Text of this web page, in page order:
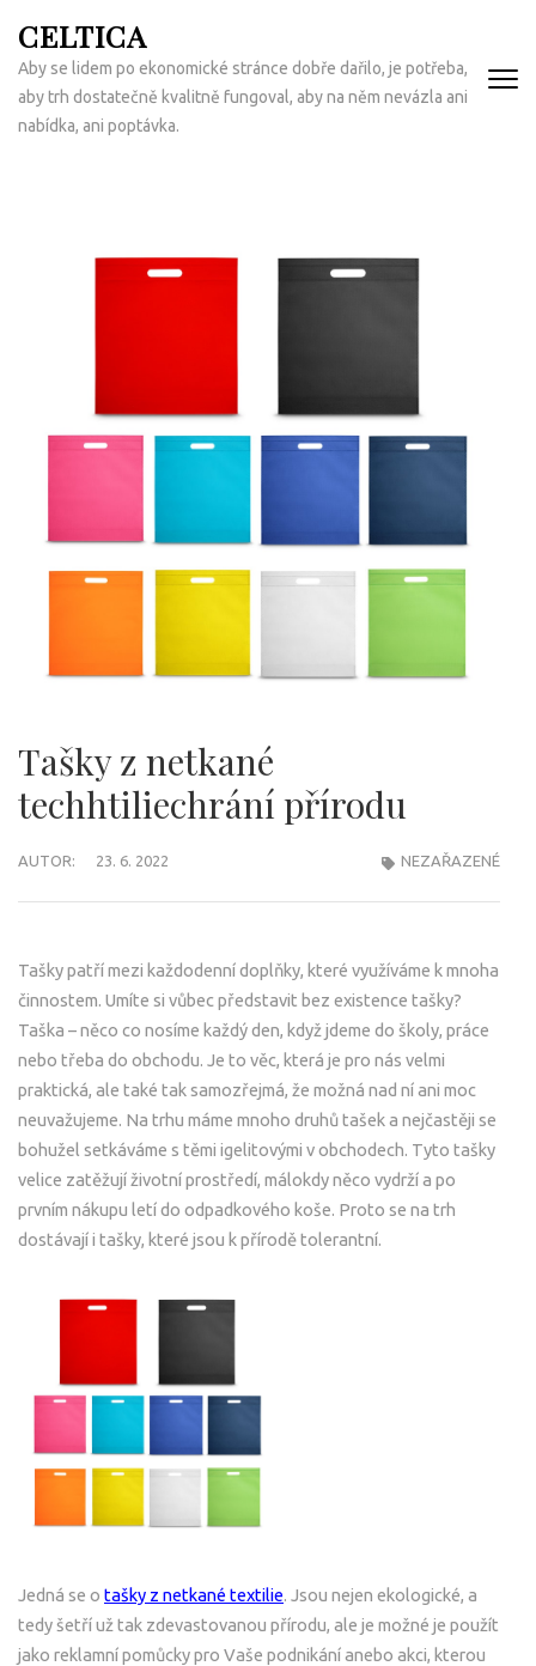
na
obsah
(Enter)
CELTICA
Aby se lidem po ekonomické stránce dobře dařilo, je potřeba,
aby trh dostatečně kvalitně fungoval, aby na něm nevázla ani
nabídka, ani poptávka.
Tašky z netkané
techhtiliechrání přírodu
AUTOR: 23. 6. 2022 NEZAŘAZENÉ
Tašky patří mezi každodenní doplňky, které využíváme k mnoha
činnostem. Umíte si vůbec představit bez existence tašky?
Taška – něco co nosíme každý den, když jdeme do školy, práce
nebo třeba do obchodu. Je to věc, která je pro nás velmi
praktická, ale také tak samozřejmá, že možná nad ní ani moc
neuvažujeme. Na trhu máme mnoho druhů tašek a nejčastěji se
bohužel setkáváme s těmi igelitovými v obchodech. Tyto tašky
velice zatěžují životní prostředí, málokdy něco vydrží a po
prvním nákupu letí do odpadkového koše. Proto se na trh
dostávají i tašky, které jsou k přírodě tolerantní.
Jedná se o tašky z netkané textilie. Jsou nejen ekologické, a
tedy šetří už tak zdevastovanou přírodu, ale je možné je použít
jako reklamní pomůcky pro Vaše podnikání anebo akci, kterou